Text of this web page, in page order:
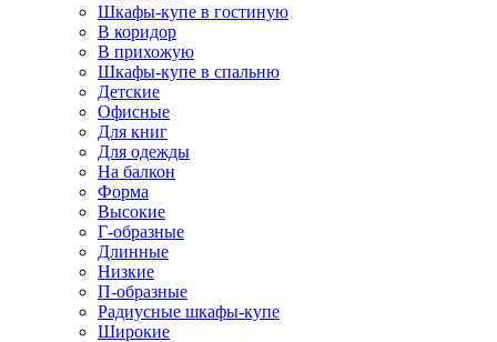
Шкафы-купе в гостиную
В коридор
В прихожую
Шкафы-купе в спальню
Детские
Офисные
Для книг
Для одежды
На балкон
Форма
Высокие
Г-образные
Длинные
Низкие
П-образные
Радиусные шкафы-купе
Широкие